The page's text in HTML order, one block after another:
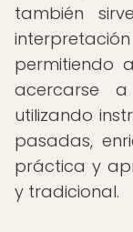
también
permitiendo
acercarse
utilizando
pasadas,
práctica y
y tradicional.